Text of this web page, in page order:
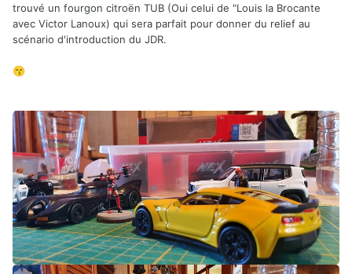
trouvé un fourgon citroën TUB (Oui celui de "Louis la Brocante
avec Victor Lanoux) qui sera parfait pour donner du relief au
scénario d'introduction du JDR.
😙